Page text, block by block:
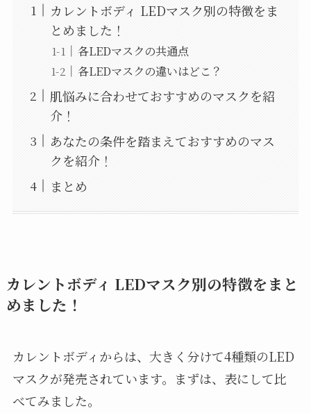
カレントボディ LEDマスク別の特徴をま
とめました！
各LEDマスクの共通点
各LEDマスクの違いはどこ？
肌悩みに合わせておすすめのマスクを紹
介！
あなたの条件を踏まえておすすめのマス
クを紹介！
まとめ
カレントボディ LEDマスク別の特徴をまと
めました！
カレントボディからは、大きく分けて4種類のLED
マスクが発売されています。まずは、表にして比
べてみました。